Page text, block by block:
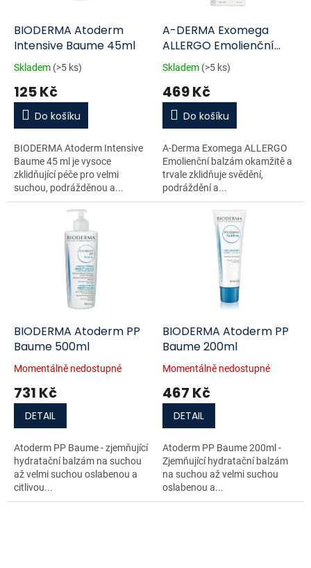
dBIODERMA Atoderm
Intensive Baume 45ml
Skladem (>5 ks)
125 Kč
Do košíku
BIODERMA Atoderm Intensive
Baume 45 ml je vysoce
zklidňující péče pro velmi
suchou, podrážděnou a...
A-DERMA Exomega
ALLERGO Emolienční
balzám 200ml
Skladem (>5 ks)
469 Kč
Do košíku
A-Derma Exomega ALLERGO
Emolienční balzám okamžitě a
trvale zklidňuje svědění,
podráždění a...
BIODERMA Atoderm PP
Baume 500ml
Momentálně nedostupné
731 Kč
DETAIL
Atoderm PP Baume - zjemňující
hydratační balzám na suchou
až velmi suchou oslabenou a
citlivou...
BIODERMA Atoderm PP
Baume 200ml
Momentálně nedostupné
467 Kč
DETAIL
Atoderm PP Baume 200ml -
Zjemňující hydratační balzám
na suchou až velmi suchou
oslabenou a...